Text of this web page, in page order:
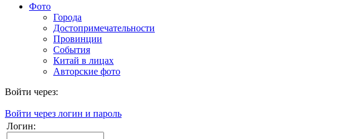
Фото
Города
Достопримечательности
Провинции
События
Китай в лицах
Авторские фото
Войти через:
Войти через логин и пароль
Логин: